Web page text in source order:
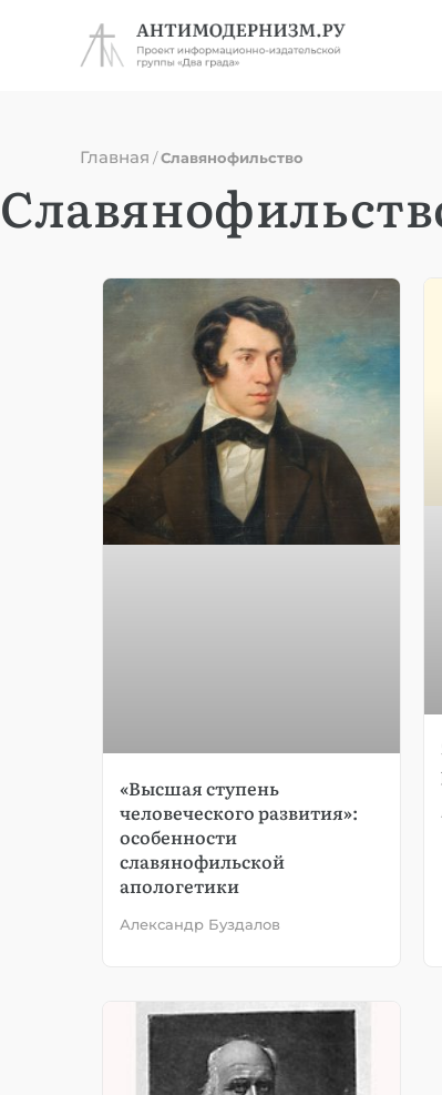
Главная /Славянофильство
«Высшая ступень
человеческого развития»:
особенности
славянофильской
апологетики
Александр Буздалов